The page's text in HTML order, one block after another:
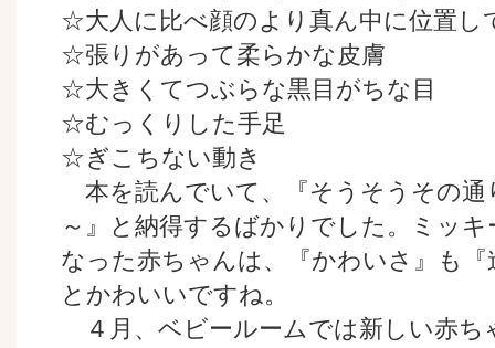
☆大人に比べ顔のより真ん中に位置し
☆張りがあって柔らかな皮膚
☆大きくてつぶらな黒目がちな目
☆むっくりした手足
☆ぎこちない動き
本を読んでいて、『そうそうその通
～』と納得するばかりでした。ミッ
なった赤ちゃんは、『かわいさ』も
とかわいいですね。
４月、ベビールームでは新しい赤ち